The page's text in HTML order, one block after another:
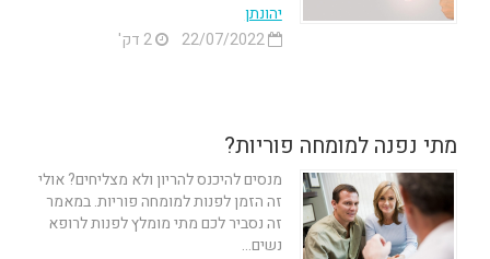
יהונתן
22/07/2022
2 דק'
מתי נפנה למומחה פוריות?
מנסים להיכנס להריון ולא מצליחים? אולי
זה הזמן לפנות למומחה פוריות. במאמר
זה נסביר לכם מתי מומלץ לפנות לרופא
נשים...